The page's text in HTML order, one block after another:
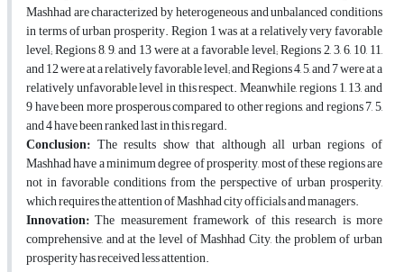
Mashhad are characterized by heterogeneous and unbalanced conditions
in terms of urban prosperity. Region 1 was at a relatively very favorable
level; Regions 8, 9, and 13 were at a favorable level; Regions 2, 3, 6, 10, 11,
and 12 were at a relatively favorable level; and Regions 4, 5, and 7 were at a
relatively unfavorable level in this respect. Meanwhile, regions 1, 13, and
9 have been more prosperous compared to other regions, and regions 7, 5,
and 4 have been ranked last in this regard.
Conclusion: The results show that although all urban regions of
Mashhad have a minimum degree of prosperity, most of these regions are
not in favorable conditions from the perspective of urban prosperity,
which requires the attention of Mashhad city officials and managers.
Innovation:The measurement framework of this research is more
comprehensive, and at the level of Mashhad City, the problem of urban
prosperity has received less attention.